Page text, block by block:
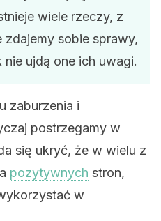
wiele rzeczy, z
zdajemy sobie sprawy,
ujdą one ich uwagi.
zaburzenia i
postrzegamy w
się ukryć, że w wielu z
pozytywnych stron,
w